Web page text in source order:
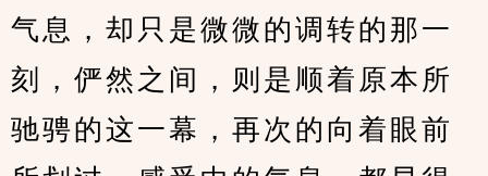
气息，却只是微微的调转的那一
刻，俨然之间，则是顺着原本所
驰骋的这一幕，再次的向着眼前